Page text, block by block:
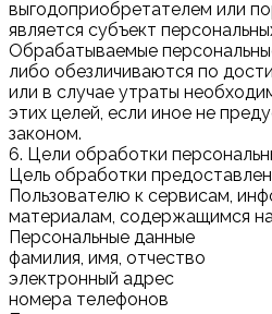
выгодоприобретателем или
является субъект
Обрабатываемые
либо обезличиваются по
или в случае утраты
этих целей, если иное не
законом.
6. Цели обработки
Цель обработки
Пользователю к сервисам,
материалам, содержащимся
Персональные данные
фамилия, имя, отчество
электронный адрес
номера телефонов